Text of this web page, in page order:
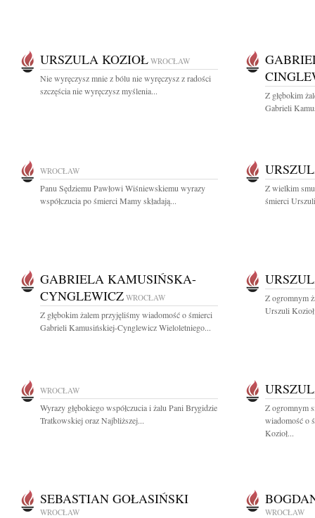
URSZULA KOZIOŁ WROCŁAW
Nie wyręczysz mnie z bólu nie wyręczysz z radości
szczęścia nie wyręczysz myślenia...
Z głębokim
Gabrieli
WROCŁAW
Panu Sędziemu Pawłowi Wiśniewskiemu wyrazy
współczucia po śmierci Mamy składają...
Z wielkim
śmierci
GABRIELA KAMUSIŃSKA-
CYNGLEWICZ WROCŁAW
Z głębokim żalem przyjęliśmy wiadomość o śmierci
Gabrieli Kamusińskiej-Cynglewicz Wieloletniego...
Z ogromnym
Urszuli
WROCŁAW
Wyrazy głębokiego współczucia i żalu Pani Brygidzie
Tratkowskiej oraz Najbliższej...
Z ogromnym
wiadomość o
Kozioł...
SEBASTIAN GOŁASIŃSKI
WROCŁAW WROCŁAW